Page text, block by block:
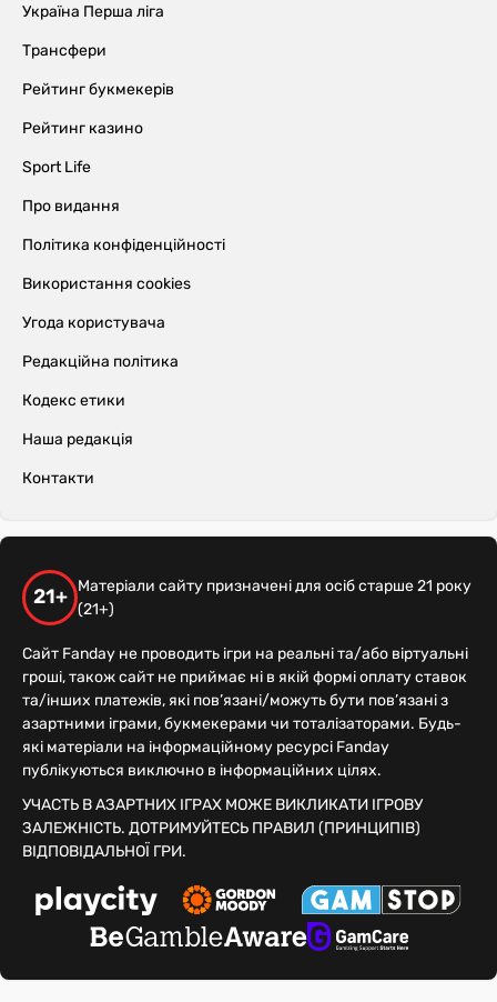
Україна Перша ліга
Трансфери
Рейтинг букмекерів
Рейтинг казино
Sport Life
Про видання
Політика конфіденційності
Використання cookies
Угода користувача
Редакційна політика
Кодекс етики
Наша редакція
Контакти
21+
Матеріали сайту призначені для осіб старше 21 року
(21+)
Сайт Fanday не проводить ігри на реальні та/або віртуальні
гроші, також сайт не приймає ні в якій формі оплату ставок
та/інших платежів, які пов’язані/можуть бути пов’язані з
азартними іграми, букмекерами чи тоталізаторами. Будь-
які матеріали на інформаційному ресурсі Fanday
публікуються виключно в інформаційних цілях.
УЧАСТЬ В АЗАРТНИХ ІГРАХ МОЖЕ ВИКЛИКАТИ ІГРОВУ
ЗАЛЕЖНІСТЬ. ДОТРИМУЙТЕСЬ ПРАВИЛ (ПРИНЦИПІВ)
ВІДПОВІДАЛЬНОЇ ГРИ.